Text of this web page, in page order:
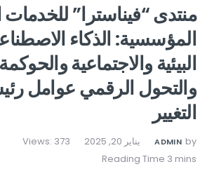
منتدى “فيناسترا”
المؤسسية: الذكاء
البيئية والاجتماعية
والتحول الرقمي عوامل
التغيير
by
ADMIN يناير 20, 2025 Views: 373